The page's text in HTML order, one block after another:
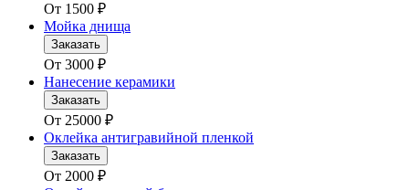
От 1500 ₽
Мойка днища
Заказать
От 3000 ₽
Нанесение керамики
Заказать
От 25000 ₽
Оклейка антигравийной пленкой
Заказать
От 2000 ₽